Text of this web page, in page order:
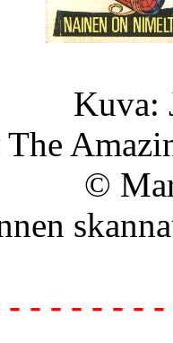
Kuva:
©
- - - - - -